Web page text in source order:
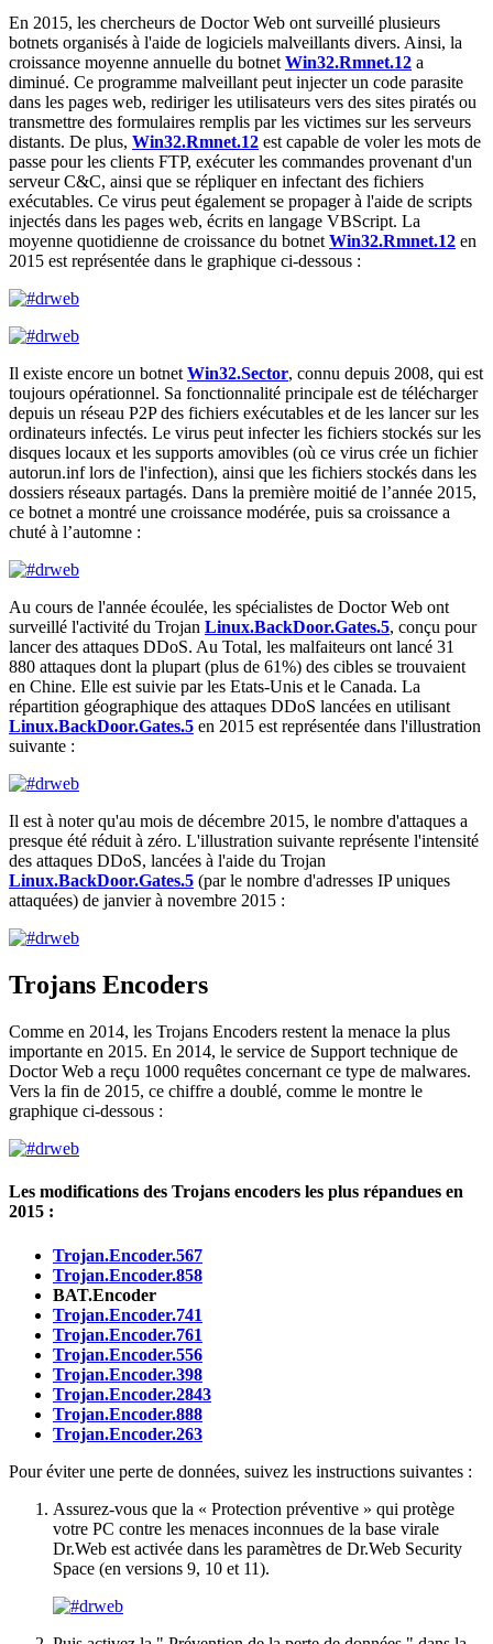
En 2015, les chercheurs de Doctor Web ont surveillé plusieurs
botnets organisés à l'aide de logiciels malveillants divers. Ainsi, la
croissance moyenne annuelle du botnet Win32.Rmnet.12 a
diminué. Ce programme malveillant peut injecter un code parasite
dans les pages web, rediriger les utilisateurs vers des sites piratés ou
transmettre des formulaires remplis par les victimes sur les serveurs
distants. De plus, Win32.Rmnet.12 est capable de voler les mots de
passe pour les clients FTP, exécuter les commandes provenant d'un
serveur C&C, ainsi que se répliquer en infectant des fichiers
exécutables. Ce virus peut également se propager à l'aide de scripts
injectés dans les pages web, écrits en langage VBScript. La
moyenne quotidienne de croissance du botnet Win32.Rmnet.12 en
2015 est représentée dans le graphique ci-dessous :
Il existe encore un botnet Win32.Sector, connu depuis 2008, qui est
toujours opérationnel. Sa fonctionnalité principale est de télécharger
depuis un réseau P2P des fichiers exécutables et de les lancer sur les
ordinateurs infectés. Le virus peut infecter les fichiers stockés sur les
disques locaux et les supports amovibles (où ce virus crée un fichier
autorun.inf lors de l'infection), ainsi que les fichiers stockés dans les
dossiers réseaux partagés. Dans la première moitié de l’année 2015,
ce botnet a montré une croissance modérée, puis sa croissance a
chuté à l’automne :
Au cours de l'année écoulée, les spécialistes de Doctor Web ont
surveillé l'activité du Trojan Linux.BackDoor.Gates.5, conçu pour
lancer des attaques DDoS. Au Total, les malfaiteurs ont lancé 31
880 attaques dont la plupart (plus de 61%) des cibles se trouvaient
en Chine. Elle est suivie par les Etats-Unis et le Canada. La
répartition géographique des attaques DDoS lancées en utilisant
Linux.BackDoor.Gates.5 en 2015 est représentée dans l'illustration
suivante :
Il est à noter qu'au mois de décembre 2015, le nombre d'attaques a
presque été réduit à zéro. L'illustration suivante représente l'intensité
des attaques DDoS, lancées à l'aide du Trojan
Linux.BackDoor.Gates.5 (par le nombre d'adresses IP uniques
attaquées) de janvier à novembre 2015 :
Trojans Encoders
Comme en 2014, les Trojans Encoders restent la menace la plus
importante en 2015. En 2014, le service de Support technique de
Doctor Web a reçu 1000 requêtes concernant ce type de malwares.
Vers la fin de 2015, ce chiffre a doublé, comme le montre le
graphique ci-dessous :
Les modifications des Trojans encoders les plus répandues en
2015 :
Trojan.Encoder.567
Trojan.Encoder.858
BAT.Encoder
Trojan.Encoder.741
Trojan.Encoder.761
Trojan.Encoder.556
Trojan.Encoder.398
Trojan.Encoder.2843
Trojan.Encoder.888
Trojan.Encoder.263
Pour éviter une perte de données, suivez les instructions suivantes :
Assurez-vous que la « Protection préventive » qui protège
votre PC contre les menaces inconnues de la base virale
Dr.Web est activée dans les paramètres de Dr.Web Security
Space (en versions 9, 10 et 11).